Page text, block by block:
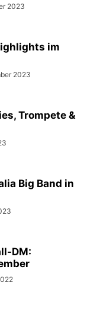
2023
im
2023
Trompete &
Big Band in
DM: